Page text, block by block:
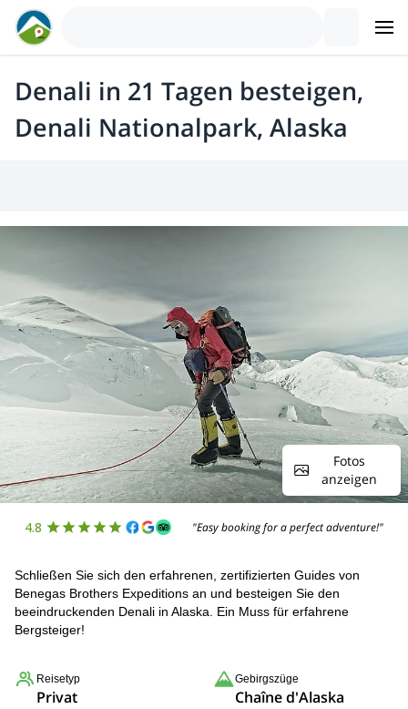
Denali in 21 Tagen besteigen,
Denali Nationalpark, Alaska
Fotos
anzeigen
4.8 "Easy booking for a perfect adventure!"
Schließen Sie sich den erfahrenen, zertifizierten Guides von
Benegas Brothers Expeditions an und besteigen Sie den
beeindruckenden Denali in Alaska. Ein Muss für erfahrene
Bergsteiger!
Reisetyp
Privat
Gebirgszüge
Chaîne d'Alaska